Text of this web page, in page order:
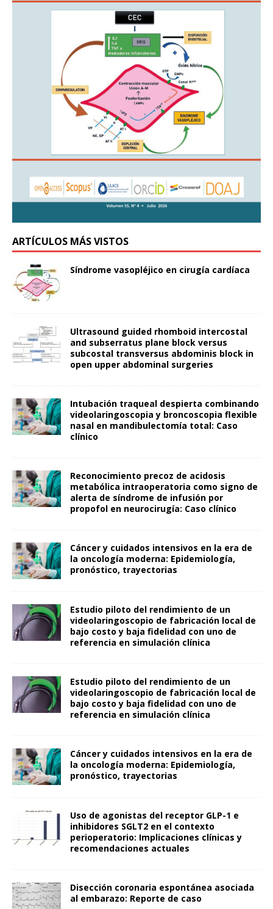
ARTÍCULOS MÁS VISTOS
Síndrome vasopléjico en cirugía cardíaca
Ultrasound guided rhomboid intercostal
and subserratus plane block versus
subcostal transversus abdominis block in
open upper abdominal surgeries
Intubación traqueal despierta combinando
videolaringoscopia y broncoscopia flexible
nasal en mandibulectomía total: Caso
clínico
Reconocimiento precoz de acidosis
metabólica intraoperatoria como signo de
alerta de síndrome de infusión por
propofol en neurocirugía: Caso clínico
Cáncer y cuidados intensivos en la era de
la oncología moderna: Epidemiología,
pronóstico, trayectorias
Estudio piloto del rendimiento de un
videolaringoscopio de fabricación local de
bajo costo y baja fidelidad con uno de
referencia en simulación clínica
Estudio piloto del rendimiento de un
videolaringoscopio de fabricación local de
bajo costo y baja fidelidad con uno de
referencia en simulación clínica
Cáncer y cuidados intensivos en la era de
la oncología moderna: Epidemiología,
pronóstico, trayectorias
Uso de agonistas del receptor GLP-1 e
inhibidores SGLT2 en el contexto
perioperatorio: Implicaciones clínicas y
recomendaciones actuales
Disección coronaria espontánea asociada
al embarazo: Reporte de caso